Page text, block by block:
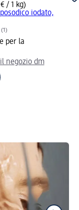
/ 1 kg)
iodato,
(1)
per la
negozio dm